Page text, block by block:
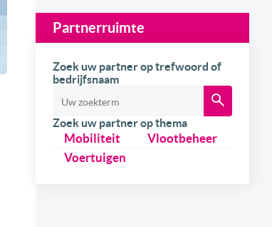
Partnerruimte
Zoek uw partner op trefwoord of
bedrijfsnaam
Zoek uw partner op thema
Mobiliteit
Vlootbeheer
Voertuigen